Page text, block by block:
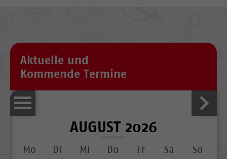
Aktuelle und
Kommende Termine
AUGUST 2026
Mo Di Mi Do Fr Sa So